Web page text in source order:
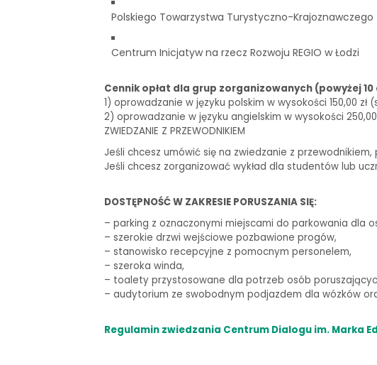
Polskiego Towarzystwa Turystyczno-Krajoznawczego
Centrum Inicjatyw na rzecz Rozwoju REGIO w Łodzi
Cennik opłat dla grup zorganizowanych (powyżej
1) oprowadzanie w języku polskim w wysokości 150,00 zł
2) oprowadzanie w języku angielskim w wysokości
ZWIEDZANIE Z PRZEWODNIKIEM
Jeśli chcesz umówić się na zwiedzanie z
Jeśli chcesz zorganizować wykład dla studentów lub
DOSTĘPNOŚĆ W ZAKRESIE PORUSZANIA SIĘ:
– parking z oznaczonymi miejscami do parkowania dla
– szerokie drzwi wejściowe pozbawione progów,
– stanowisko recepcyjne z pomocnym personelem,
– szeroka winda,
– toalety przystosowane dla potrzeb osób
– audytorium ze swobodnym podjazdem dla wózków
Regulamin zwiedzania Centrum Dialogu im. Marka